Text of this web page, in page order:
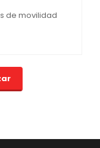
de movilidad